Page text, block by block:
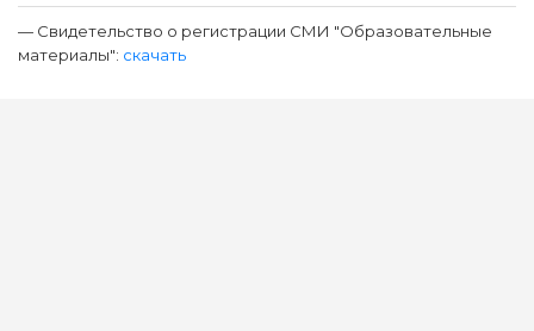
— Свидетельство о регистрации СМИ "Образовательные
материалы": скачать